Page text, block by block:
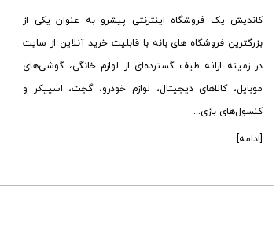
کالوس (12
)
برگو (8
)
GTMedia (6)
هوپ استار (95
)
کاتلر (1
)
سونی (
ال جی (13
)
کاندیش یک فروشگاه اینترنتی پیشرو به عنوان یکی از
بزرگترین فروشگاه های بانه با قابلیت خرید آنلاین از سایت
در زمینه ارائه طیف گسترده‌ای از لوازم خانگی، گوشی‌های
موبایل، کالاهای دیجیتال، لوازم خودرو، گجت، اسپیکر و
کنسول‌های بازی...
[ادامه]